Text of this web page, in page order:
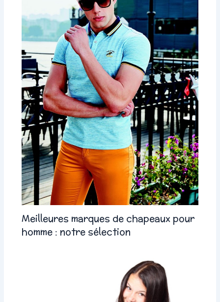
Meilleures marques de chapeaux pour
homme : notre sélection